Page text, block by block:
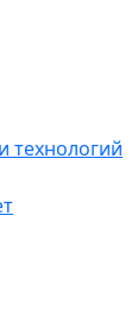
технологий